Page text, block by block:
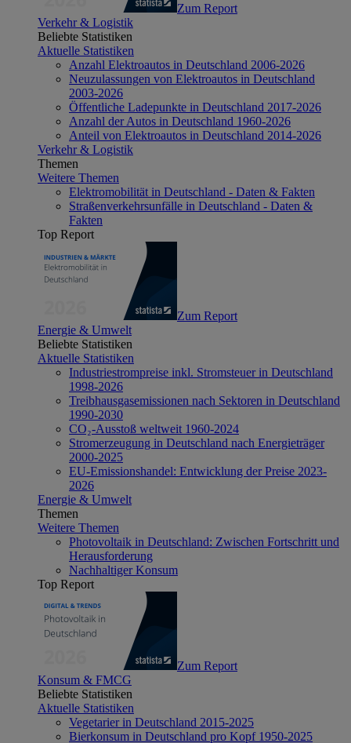
Zum Report
Verkehr & Logistik
Beliebte Statistiken
Aktuelle Statistiken
Anzahl Elektroautos in Deutschland 2006-2026
Neuzulassungen von Elektroautos in Deutschland
2003-2026
Öffentliche Ladepunkte in Deutschland 2017-2026
Anzahl der Autos in Deutschland 1960-2026
Anteil von Elektroautos in Deutschland 2014-2026
Verkehr & Logistik
Themen
Weitere Themen
Elektromobilität in Deutschland - Daten & Fakten
Straßenverkehrsunfälle in Deutschland - Daten &
Fakten
Top Report
Zum Report
Energie & Umwelt
Beliebte Statistiken
Aktuelle Statistiken
Industriestrompreise inkl. Stromsteuer in Deutschland
1998-2026
Treibhausgasemissionen nach Sektoren in Deutschland
1990-2030
CO₂-Ausstoß weltweit 1960-2024
Stromerzeugung in Deutschland nach Energieträger
2000-2025
EU-Emissionshandel: Entwicklung der Preise 2023-
2026
Energie & Umwelt
Themen
Weitere Themen
Photovoltaik in Deutschland: Zwischen Fortschritt und
Herausforderung
Nachhaltiger Konsum
Top Report
Zum Report
Konsum & FMCG
Beliebte Statistiken
Aktuelle Statistiken
Vegetarier in Deutschland 2015-2025
Bierkonsum in Deutschland pro Kopf 1950-2025